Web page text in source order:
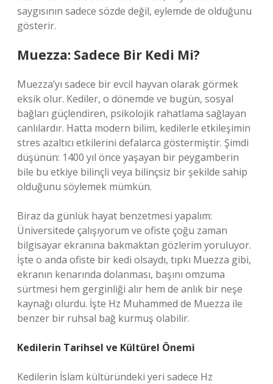
saygısının sadece sözde değil, eylemde de olduğunu
gösterir.
Muezza: Sadece Bir Kedi Mi?
Muezza’yı sadece bir evcil hayvan olarak görmek
eksik olur. Kediler, o dönemde ve bugün, sosyal
bağları güçlendiren, psikolojik rahatlama sağlayan
canlılardır. Hatta modern bilim, kedilerle etkileşimin
stres azaltıcı etkilerini defalarca göstermiştir. Şimdi
düşünün: 1400 yıl önce yaşayan bir peygamberin
bile bu etkiye bilinçli veya bilinçsiz bir şekilde sahip
olduğunu söylemek mümkün.
Biraz da günlük hayat benzetmesi yapalım:
Üniversitede çalışıyorum ve ofiste çoğu zaman
bilgisayar ekranına bakmaktan gözlerim yoruluyor.
İşte o anda ofiste bir kedi olsaydı, tıpkı Muezza gibi,
ekranın kenarında dolanması, başını omzuma
sürtmesi hem gerginliği alır hem de anlık bir neşe
kaynağı olurdu. İşte Hz Muhammed de Muezza ile
benzer bir ruhsal bağ kurmuş olabilir.
Kedilerin Tarihsel ve Kültürel Önemi
Kedilerin İslam kültüründeki yeri sadece Hz